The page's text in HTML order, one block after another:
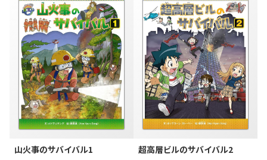
山火事のサバイバル1 超高層ビルのサバイバル2